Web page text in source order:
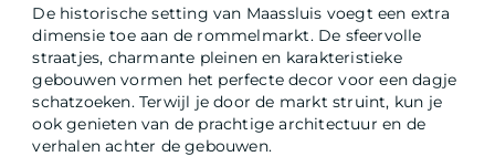
De historische setting van Maassluis voegt een extra
dimensie toe aan de rommelmarkt. De sfeervolle
straatjes, charmante pleinen en karakteristieke
gebouwen vormen het perfecte decor voor een dagje
schatzoeken. Terwijl je door de markt struint, kun je
ook genieten van de prachtige architectuur en de
verhalen achter de gebouwen.